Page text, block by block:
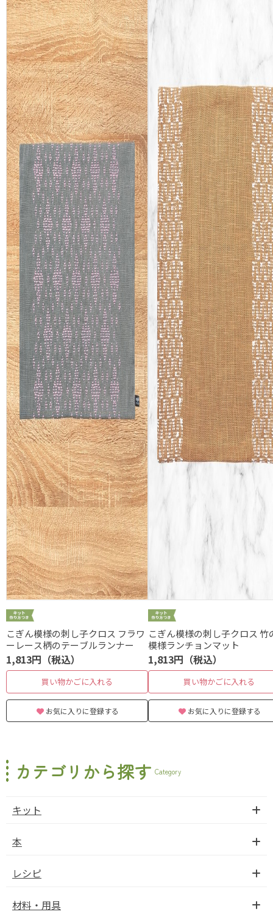
こぎん模様の刺し子クロス フラワ
ーレース柄のテーブルランナー
1,813円（税込）
買い物かごに入れる
お気に入りに登録する
こぎん模様の刺し子クロス 竹
模様ランチョンマット
1,813円（税込）
買い物かごに入れる
お気に入りに登録する
カテゴリから探す Category
キット
本
レシピ
材料・用具